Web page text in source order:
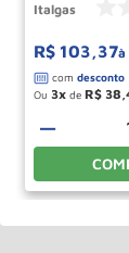
Italgas
R$ 103,37à
Ou 3 de R$ 38,
－